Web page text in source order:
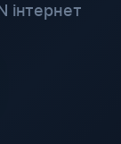
інтернет